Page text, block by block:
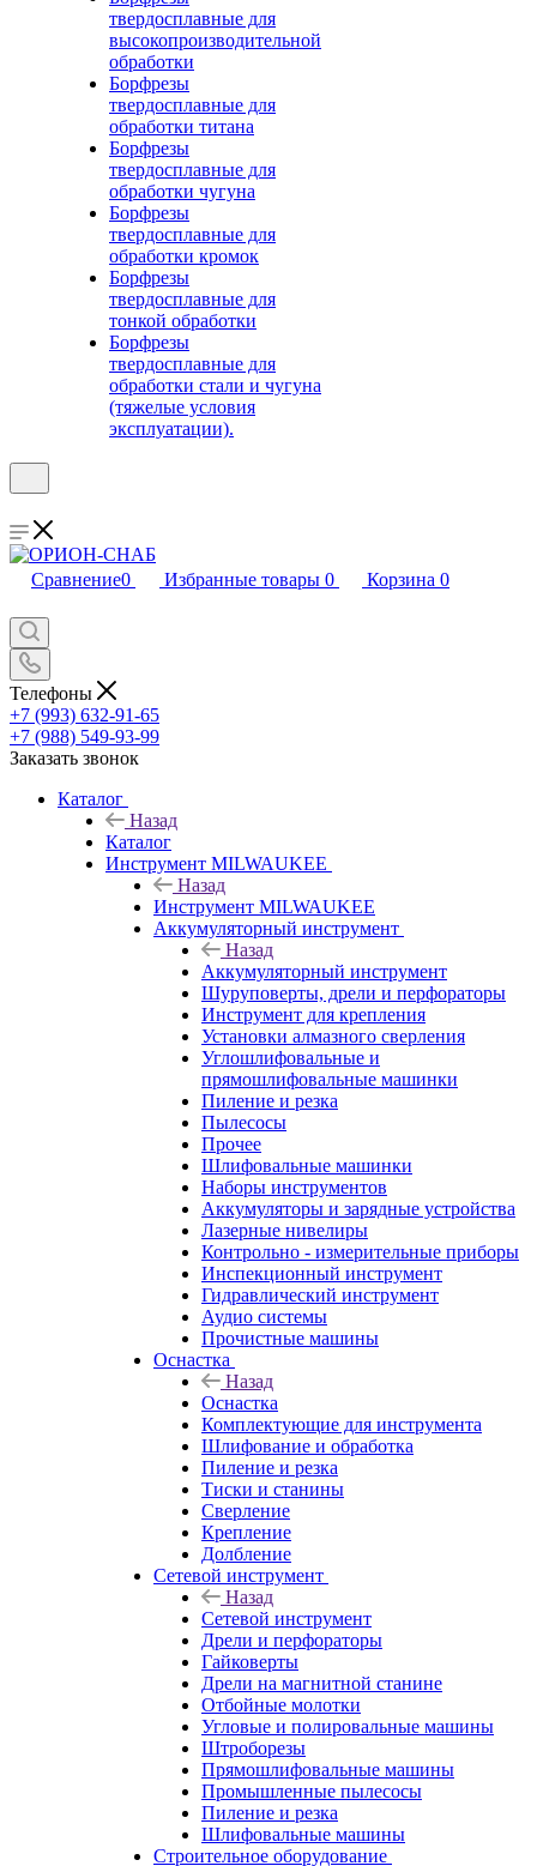
твердосплавные для
высокопроизводительной
обработки
Борфрезы
твердосплавные для
обработки титана
Борфрезы
твердосплавные для
обработки чугуна
Борфрезы
твердосплавные для
обработки кромок
Борфрезы
твердосплавные для
тонкой обработки
Борфрезы
твердосплавные для
обработки стали и чугуна
(тяжелые условия
эксплуатации).
Сравнение0 Избранные товары 0 Корзина 0
Телефоны
+7 (993) 632-91-65
+7 (988) 549-93-99
Заказать звонок
Каталог
Назад
Каталог
Инструмент MILWAUKEE
Назад
Инструмент MILWAUKEE
Аккумуляторный инструмент
Назад
Аккумуляторный инструмент
Шуруповерты, дрели и перфораторы
Инструмент для крепления
Установки алмазного сверления
Углошлифовальные и
прямошлифовальные машинки
Пиление и резка
Пылесосы
Прочее
Шлифовальные машинки
Наборы инструментов
Аккумуляторы и зарядные устройства
Лазерные нивелиры
Контрольно - измерительные приборы
Инспекционный инструмент
Гидравлический инструмент
Аудио системы
Прочистные машины
Оснастка
Назад
Оснастка
Комплектующие для инструмента
Шлифование и обработка
Пиление и резка
Тиски и станины
Сверление
Крепление
Долбление
Сетевой инструмент
Назад
Сетевой инструмент
Дрели и перфораторы
Гайковерты
Дрели на магнитной станине
Отбойные молотки
Угловые и полировальные машины
Штроборезы
Прямошлифовальные машины
Промышленные пылесосы
Пиление и резка
Шлифовальные машины
Строительное оборудование